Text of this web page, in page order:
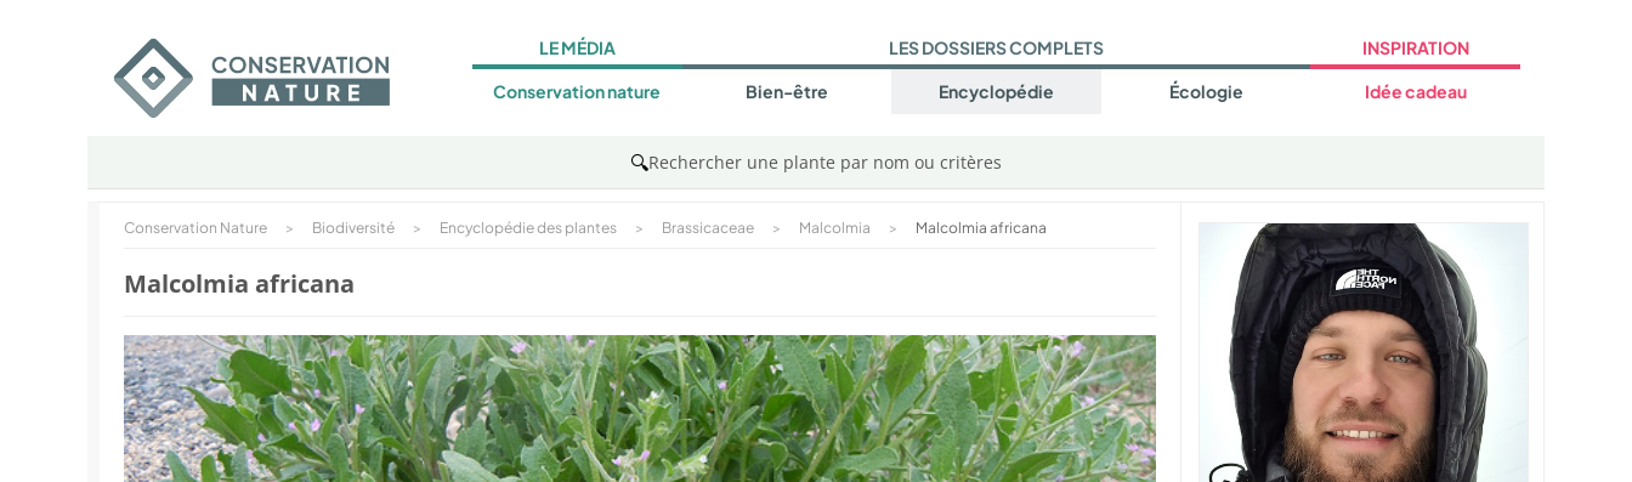
LE MÉDIA
Conservation nature
LES DOSSIERS COMPLETS
Bien-être Encyclopédie Écologie
INSPIRATION
Idée cadeau
🔍Rechercher une plante par nom ou critères
Conservation Nature > Biodiversité > Encyclopédie des plantes > Brassicaceae > Malcolmia > Malcolmia africana
Malcolmia africana